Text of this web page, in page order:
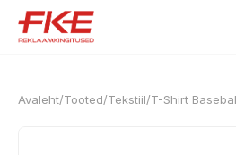
Avaleht/Tooted/Tekstiil/T-Shirt